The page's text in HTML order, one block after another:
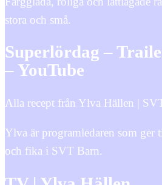
stora och små.
Superlördag –
– YouTube
Alla recept från Ylva Hällen |
Ylva är programledaren som ger
och fika i SVT Barn.